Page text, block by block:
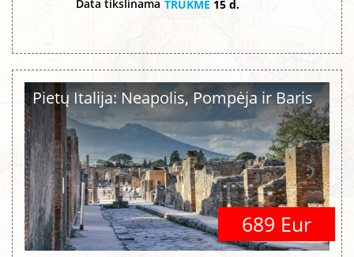
Data tikslinama TRUKMĖ 15 d.
Pietų Italija: Neapolis, Pompėja ir Baris
689 Eur